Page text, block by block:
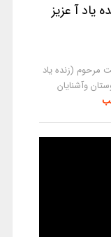
یاد آ عزیز
مرحوم (زنده یاد
وآشنایان